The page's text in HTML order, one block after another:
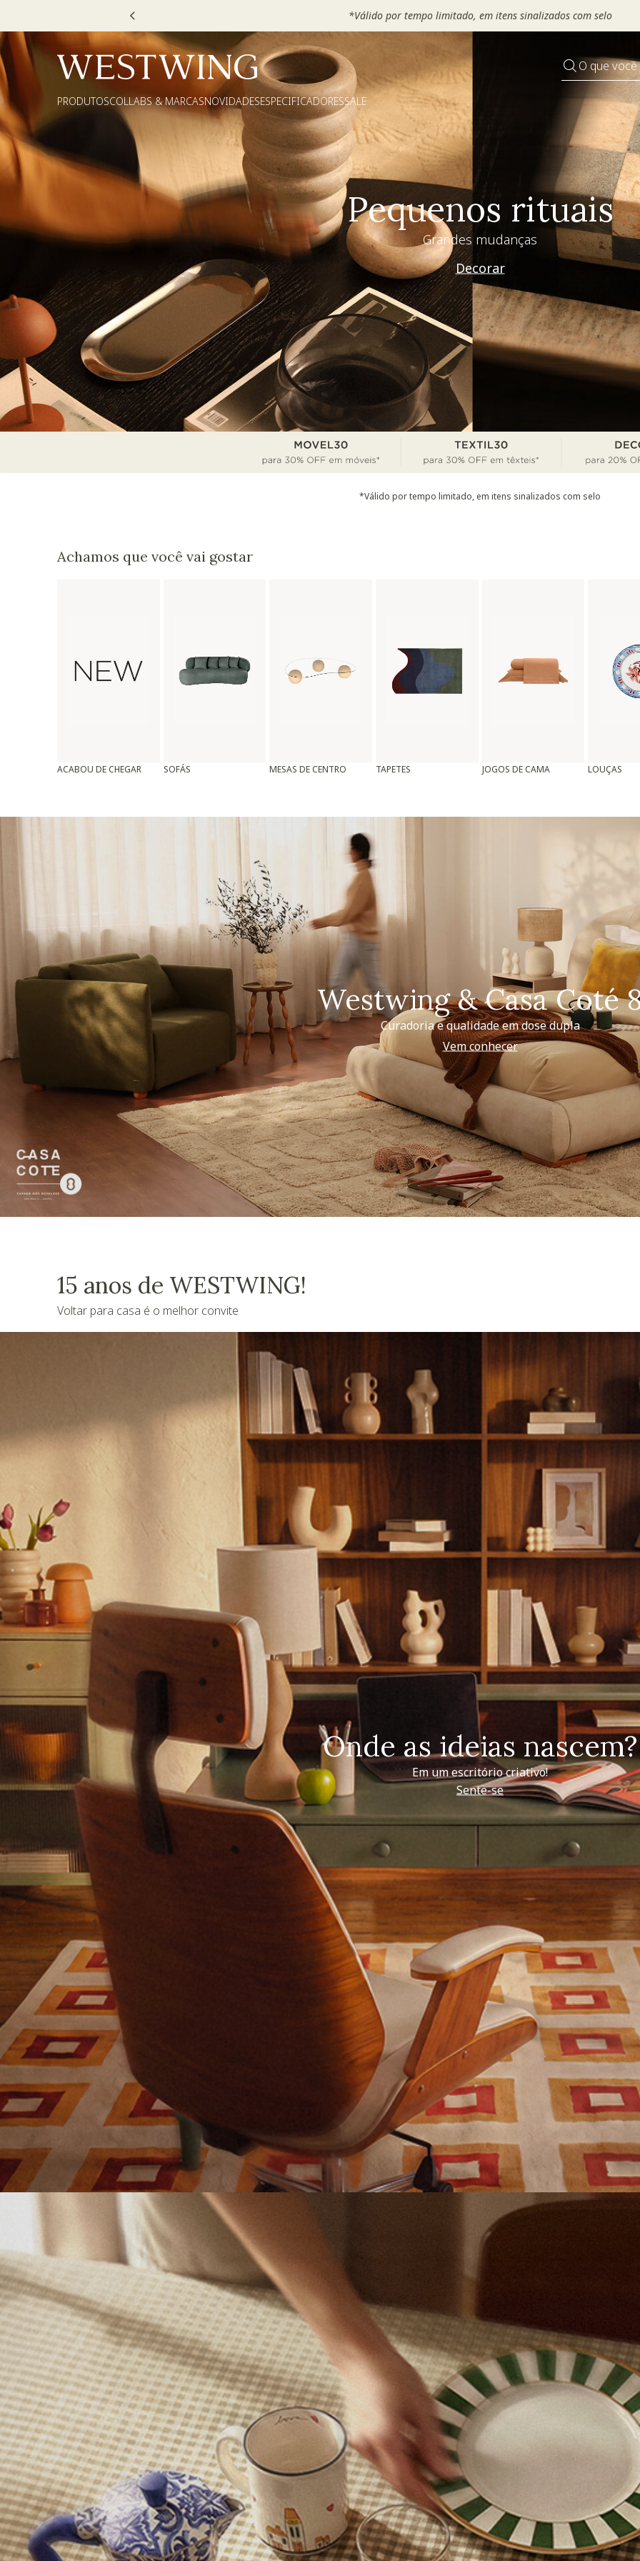
e ganhe até 30% OFF*: use
O que
PRODUTOSCOLLABS & MARCASNOVIDADESESPECIFICADORESSALE
Pequenos rituais
Grandes mudanças
Decorar
*Válido por tempo limitado, em itens sinalizados com selo
Achamos que você vai gostar
ACABOU DE CHEGAR SOFÁS MESAS DE CENTRO TAPETES JOGOS DE CAMA LOUÇAS
Westwing & Casa Coté
Curadoria e qualidade em dose dupla
Vem conhecer
15 anos de WESTWING!
Voltar para casa é o melhor convite
Onde as ideias nascem?
Em um escritório criativo!
Sente-se